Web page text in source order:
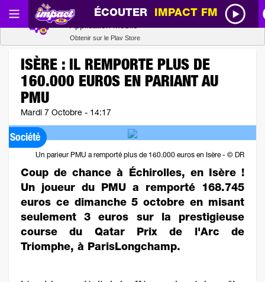
ÉCOUTER IMPACT FM
ISÈRE : IL REMPORTE PLUS DE
160.000 EUROS EN PARIANT AU
PMU
Mardi 7 Octobre - 14:17
Société
Un parieur PMU a remporté plus de 160.000 euros en Isère - © DR
Coup de chance à Échirolles, en Isère !
Un joueur du PMU a remporté 168.745
euros ce dimanche 5 octobre en misant
seulement 3 euros sur la prestigieuse
course du Qatar Prix de l'Arc de
Triomphe, à ParisLongchamp.
Radio SCOOP
Obtenir sur le Play Store
Télécharger